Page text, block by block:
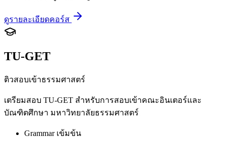
ดูรายละเอียดคอร์ส
TU-GET
ติวสอบเข้าธรรมศาสตร์
เตรียมสอบ TU-GET สำหรับการสอบเข้าคณะอินเตอร์และ
บัณฑิตศึกษา มหาวิทยาลัยธรรมศาสตร์
Grammar เข้มข้น